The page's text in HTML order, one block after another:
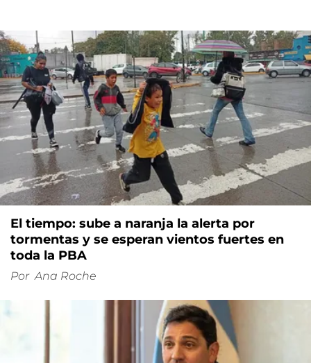
El tiempo: sube a naranja la alerta por
tormentas y se esperan vientos fuertes en
toda la PBA
Por Ana Roche